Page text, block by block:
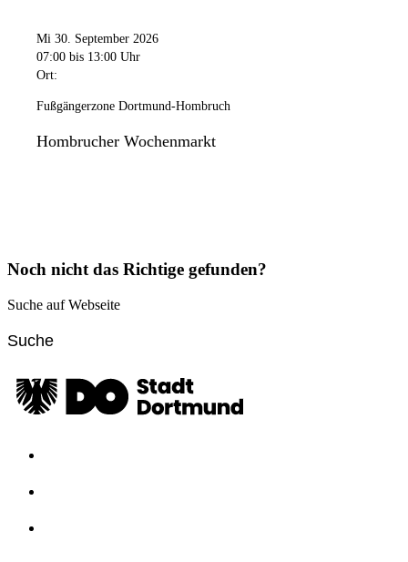
Mi 30. September 2026
07:00 bis 13:00 Uhr
Ort:
Fußgängerzone Dortmund-Hombruch
Hombrucher Wochenmarkt
Noch nicht das Richtige gefunden?
Suche auf Webseite